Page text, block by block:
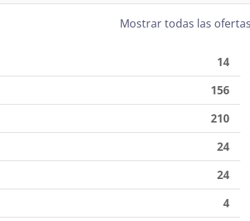
Mostrar todas las
14
156
210
24
24
4